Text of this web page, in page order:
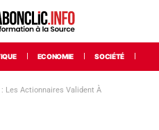
ECONOMIE SOCIÉTÉ
: Les Actionnaires Valident À